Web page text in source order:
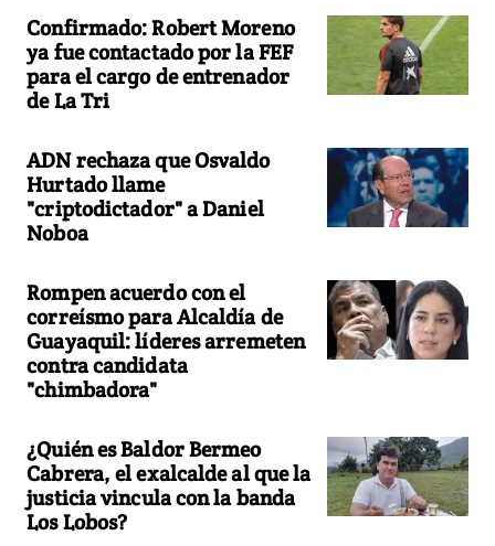
Confirmado: Robert Moreno
ya fue contactado por la FEF
para el cargo de entrenador
de La Tri
ADN rechaza que Osvaldo
Hurtado llame
"criptodictador" a Daniel
Noboa
Rompen acuerdo con el
correísmo para Alcaldía de
Guayaquil: líderes arremeten
contra candidata
"chimbadora"
¿Quién es Baldor Bermeo
Cabrera, el exalcalde al que la
justicia vincula con la banda
Los Lobos?